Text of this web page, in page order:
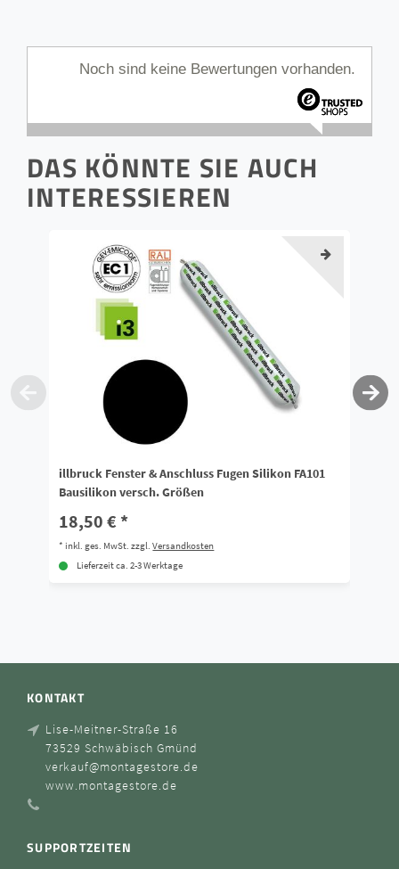
Noch sind keine Bewertungen vorhanden.
DAS KÖNNTE SIE AUCH
INTERESSIEREN
illbruck Fenster & Anschluss Fugen Silikon FA101
Bausilikon versch. Größen
18,50 € *
*inkl. ges. MwSt. zzgl.Versandkosten
Lieferzeit ca. 2-3 Werktage
KONTAKT
Lise-Meitner-Straße 16
73529 Schwäbisch Gmünd
verkauf@montagestore.de
www.montagestore.de
SUPPORTZEITEN